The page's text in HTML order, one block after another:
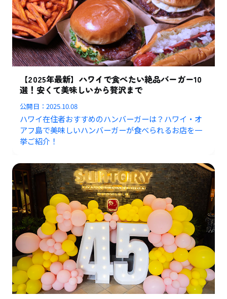
【2025年最新】ハワイで食べたい絶品バーガー10
選！安くて美味しいから贅沢まで
公開日：2025.10.08
ハワイ在住者おすすめのハンバーガーは？ハワイ・オ
アフ島で美味しいハンバーガーが食べられるお店を一
挙ご紹介！